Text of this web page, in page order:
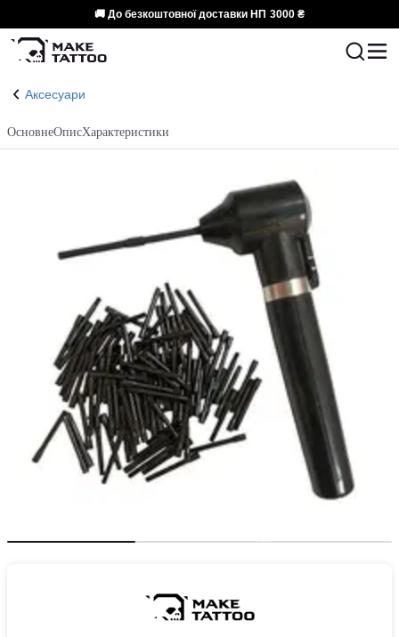
🚚 До безкоштовної доставки НП 3000 ₴
Аксесуари
ОсновнеОписХарактеристики